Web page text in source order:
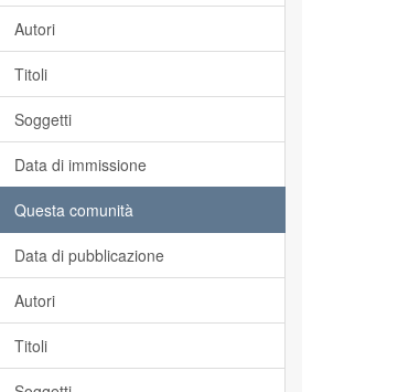
Autori
Titoli
Soggetti
Data di immissione
Questa comunità
Data di pubblicazione
Autori
Titoli